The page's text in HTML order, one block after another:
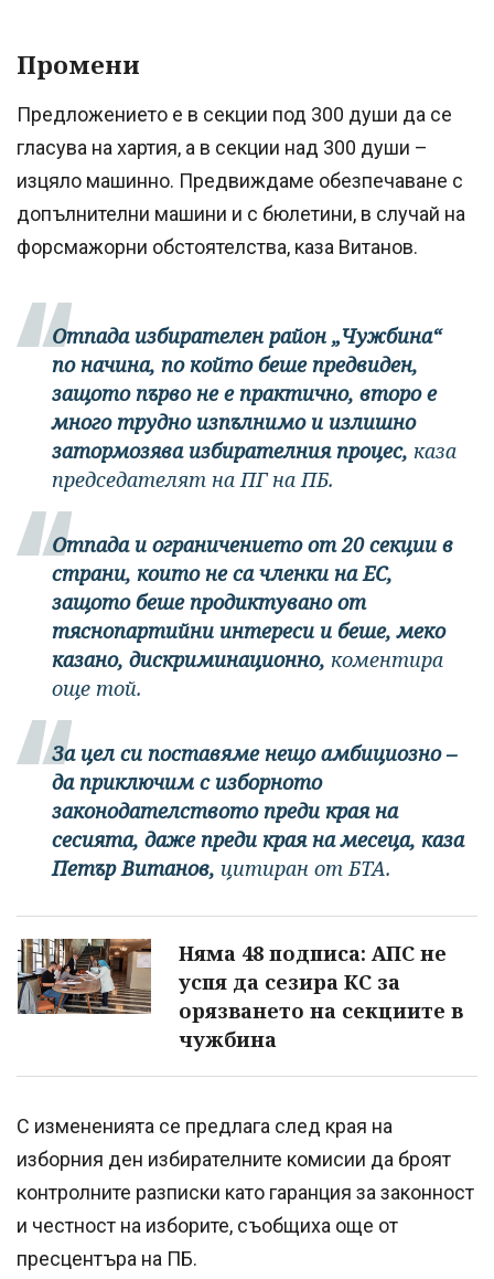
Промени
Предложението е в секции под 300 души да се
гласува на хартия, а в секции над 300 души –
изцяло машинно. Предвиждаме обезпечаване с
допълнителни машини и с бюлетини, в случай на
форсмажорни обстоятелства, каза Витанов.
Отпада избирателен район „Чужбина“
по начина, по който беше предвиден,
защото първо не е практично, второ е
много трудно изпълнимо и излишно
затормозява избирателния процес, каза
председателят на ПГ на ПБ.
Отпада и ограничението от 20 секции в
страни, които не са членки на ЕС,
защото беше продиктувано от
тяснопартийни интереси и беше, меко
казано, дискриминационно, коментира
още той.
За цел си поставяме нещо амбициозно –
да приключим с изборното
законодателството преди края на
сесията, даже преди края на месеца, каза
Петър Витанов, цитиран от БТА.
Няма 48 подписа: АПС не
успя да сезира КС за
орязването на секциите в
чужбина
С измененията се предлага след края на
изборния ден избирателните комисии да броят
контролните разписки като гаранция за законност
и честност на изборите, съобщиха още от
пресцентъра на ПБ.